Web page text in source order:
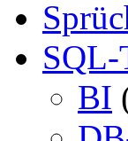
SQL-
BI